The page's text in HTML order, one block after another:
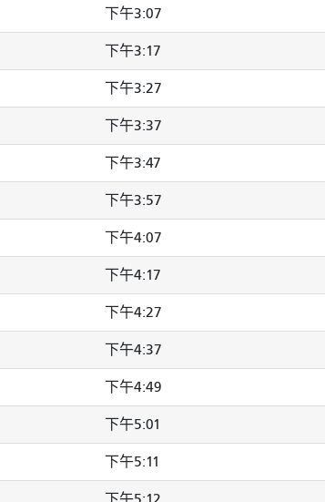
下午3:07
下午3:17
下午3:27
下午3:37
下午3:47
下午3:57
下午4:07
下午4:17
下午4:27
下午4:37
下午4:49
下午5:01
下午5:11